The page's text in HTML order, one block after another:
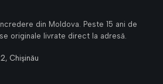
din Moldova. Peste 15 ani de
originale livrate direct la adresă.
Chișinău